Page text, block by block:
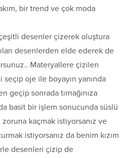
bir trend ve çok moda
desenler çizerek oluştura
desenlerden elde ederek de
Materyallere çizilen
oje ile boyayın yanında
geçip sonrada tırnağınıza
basit bir işlem sonucunda süslü
zoruna kaçmak istiyorsanız ve
istiyorsanız da benim kızım
desenleri çizip de